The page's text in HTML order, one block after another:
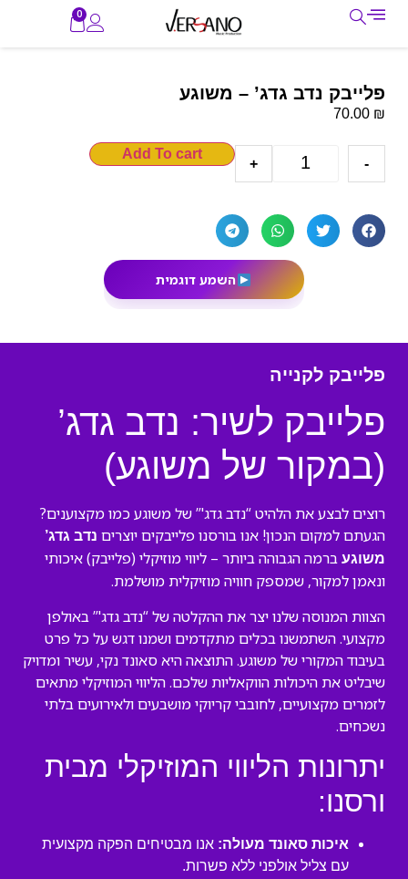
0
פלייבק נדב גדג’ – משוגע
70.00 ₪
-
+
Add To cart
השמע דוגמית
פלייבק לקנייה
פלייבק לשיר: נדב גדג’
(במקור של משוגע)
רוצים לבצע את הלהיט “נדב גדג'” של משוגע כמו מקצוענים?
הגעתם למקום הנכון! אנו בורסנו פלייבקים יוצרים נדב גדג’
משוגע ברמה הגבוהה ביותר – ליווי מוזיקלי (פלייבק) איכותי
ונאמן למקור, שמספק חוויה מוזיקלית מושלמת.
הצוות המנוסה שלנו יצר את ההקלטה של “נדב גדג'” באולפן
מקצועי. השתמשנו בכלים מתקדמים ושמנו דגש על כל פרט
בעיבוד המקורי של משוגע. התוצאה היא סאונד נקי, עשיר ומדויק
שיבליט את היכולות הווקאליות שלכם. הליווי המוזיקלי מתאים
לזמרים מקצועיים, לחובבי קריוקי מושבעים ולאירועים בלתי
נשכחים.
יתרונות הליווי המוזיקלי מבית
ורסנו:
איכות סאונד מעולה: אנו מבטיחים הפקה מקצועית
עם צליל אולפני ללא פשרות.